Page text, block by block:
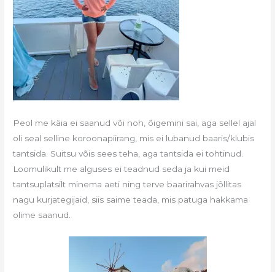
Peol me käia ei saanud või noh, õigemini sai, aga sellel ajal
oli seal selline koroonapiirang, mis ei lubanud baaris/klubis
tantsida. Suitsu võis sees teha, aga tantsida ei tohtinud.
Loomulikult me alguses ei teadnud seda ja kui meid
tantsuplatsilt minema aeti ning terve baarirahvas jõllitas
nagu kurjategijaid, siis saime teada, mis patuga hakkama
olime saanud.